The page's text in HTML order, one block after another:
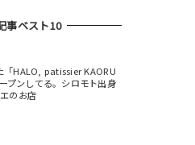
事ベスト10
「HALO, patissier KAORU
プンしてる。シロモト出身
のお店